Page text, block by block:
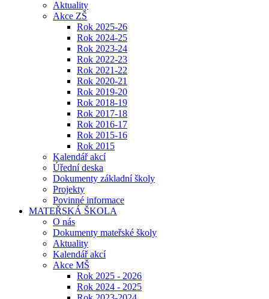
Aktuality
Akce ZŠ
Rok 2025-26
Rok 2024-25
Rok 2023-24
Rok 2022-23
Rok 2021-22
Rok 2020-21
Rok 2019-20
Rok 2018-19
Rok 2017-18
Rok 2016-17
Rok 2015-16
Rok 2015
Kalendář akcí
Úřední deska
Dokumenty základní školy
Projekty
Povinné informace
MATEŘSKÁ ŠKOLA
O nás
Dokumenty mateřské školy
Aktuality
Kalendář akcí
Akce MŠ
Rok 2025 - 2026
Rok 2024 - 2025